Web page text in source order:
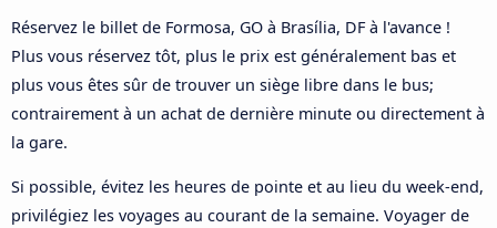
Réservez le billet de Formosa, GO à Brasília, DF à l'avance !
Plus vous réservez tôt, plus le prix est généralement bas et
plus vous êtes sûr de trouver un siège libre dans le bus;
contrairement à un achat de dernière minute ou directement à
la gare.
Si possible, évitez les heures de pointe et au lieu du week-end,
privilégiez les voyages au courant de la semaine. Voyager de